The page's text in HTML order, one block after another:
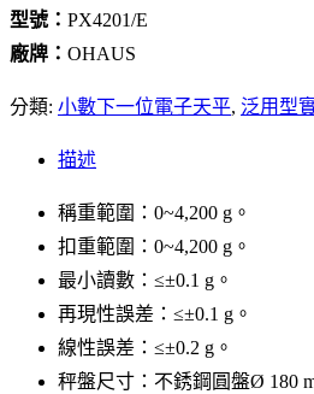
型號： PX4201/E
廠牌： OHAUS
分類: 小數下一位電子天平, 泛用型
描述
稱重範圍：0~4,200 g。
扣重範圍：0~4,200 g。
最小讀數：≤±0.1 g。
再現性誤差：≤±0.1 g。
線性誤差：≤±0.2 g。
秤盤尺寸：不銹鋼圓盤Ø 180